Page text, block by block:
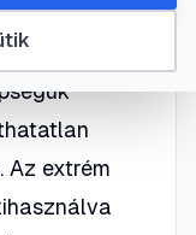
mégsem a
a
Az extrém